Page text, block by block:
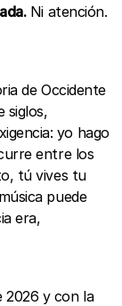
Ni atención.
de Occidente
siglos,
yo hago
entre los
tú vives tu
puede
era,
2026 y con la